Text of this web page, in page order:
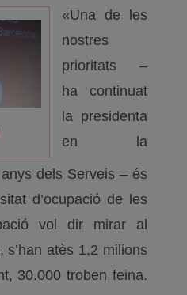
«Una de les
nostres
prioritats –
ha continuat
la presidenta
en la
dels Serveis – és
d’ocupació de les
vol dir mirar al
atès 1,2 milions
30.000 troben feina.